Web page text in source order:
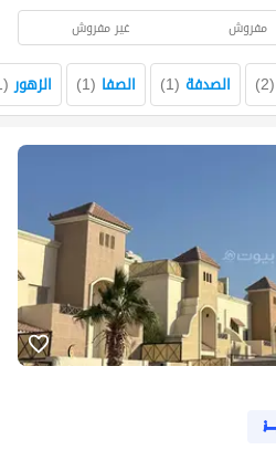
مفروش غير مفروش
(
2
) الصدفة (
1
) الصفا (
1
) الزهور (